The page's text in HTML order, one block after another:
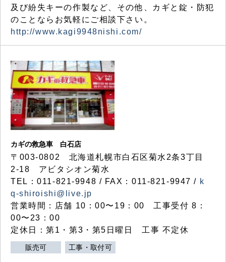
及び紛失キーの作製など、その他、カギと錠・防犯
のことならお気軽にご相談下さい。
http://www.kagi9948nishi.com/
カギの救急車 白石店
〒003-0802 北海道札幌市白石区菊水2条3丁目
2-18 アビタシオン菊水
TEL：011-821-9948 / FAX：011-821-9947 / k
q-shiroishi@live.jp
営業時間：店舗 10：00〜19：00 工事受付 8：
00〜23：00
定休日：第1・第3・第5日曜日 工事 不定休
販売可 工事・取付可